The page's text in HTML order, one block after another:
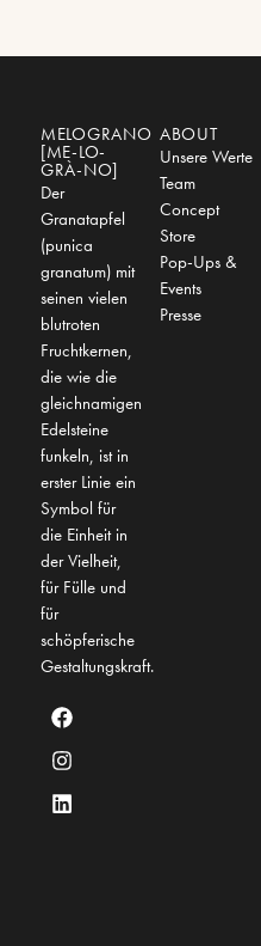
MELOGRANO
[ME-LO-
GRÀ-NO]
Der
Granatapfel
(punica
granatum) mit
seinen vielen
blutroten
Fruchtkernen,
die wie die
gleichnamigen
Edelsteine
funkeln, ist in
erster Linie ein
Symbol für
die Einheit in
der Vielheit,
für Fülle und
für
schöpferische
Gestaltungskraft.
ABOUT
Unsere Werte
Team
Concept
Store
Pop-Ups &
Events
Presse